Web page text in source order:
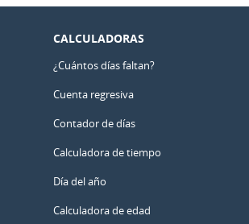
CALCULADORAS
¿Cuántos días faltan?
Cuenta regresiva
Contador de días
Calculadora de tiempo
Día del año
Calculadora de edad